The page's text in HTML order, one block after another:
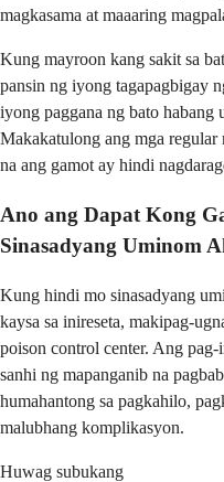
magkasama at maaaring
Kung mayroon kang sakit sa
pansin ng iyong tagapagbigay
iyong paggana ng bato habang
Makakatulong ang mga regular
na ang gamot ay hindi
Ano ang Dapat Kong
Sinasadyang Uminom
Kung hindi mo sinasadyang
kaysa sa inireseta, makipag-
poison control center. Ang
sanhi ng mapanganib na
humahantong sa pagkahilo,
malubhang komplikasyon.
Huwag subukang